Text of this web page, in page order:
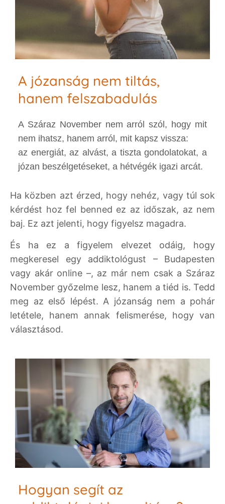
A józanság nem tiltás,
hanem felszabadulás
A Száraz November nem arról szól, hogy mit
nem ihatsz, hanem arról, mit kapsz vissza:
az energiát, az alvást, a tiszta gondolatokat, a
józan beszélgetéseket, a hétvégék igazi arcát.
Ha közben azt érzed, hogy nehéz, vagy túl sok
kérdést hoz fel benned ez az időszak, az nem
baj. Ez azt jelenti, hogy figyelsz magadra.
És ha ez a figyelem elvezet odáig, hogy
megkeresel egy addiktológust – Budapesten
vagy akár online –, az már nem csak a Száraz
November győzelme lesz, hanem a tiéd is. Tedd
meg az első lépést. A józanság nem a pohár
letétele, hanem annak felismerése, hogy van
választásod.
Hogyan segít az